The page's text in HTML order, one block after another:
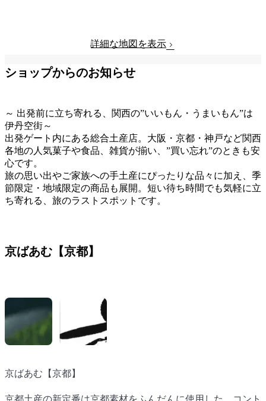
詳細な地図を表示
ショップからのお知らせ
～ 出発前に立ち寄れる、関西の”いいもん・うまいもん”は
伊丹空街～
出発ゲート内にある総合土産店。大阪・京都・神戸など関西
各地の人気菓子や食品、雑貨が揃い、”買い忘れ”のときも安
心です。
旅の思い出やご家族への手土産にぴったりな品々に加え、季
節限定・地域限定の商品も展開。短い待ち時間でも気軽に立
ち寄れる、旅のラストスポットです。
京ばあむ【京都】
京ばあむ【京都】
京ばあむ【京都】